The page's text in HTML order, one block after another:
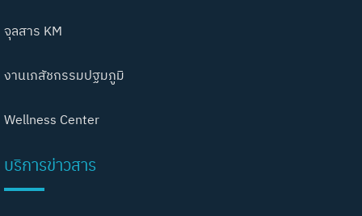
จุลสาร KM
งานเภสัชกรรมปฐมภูมิ
Wellness Center
บริการข่าวสาร